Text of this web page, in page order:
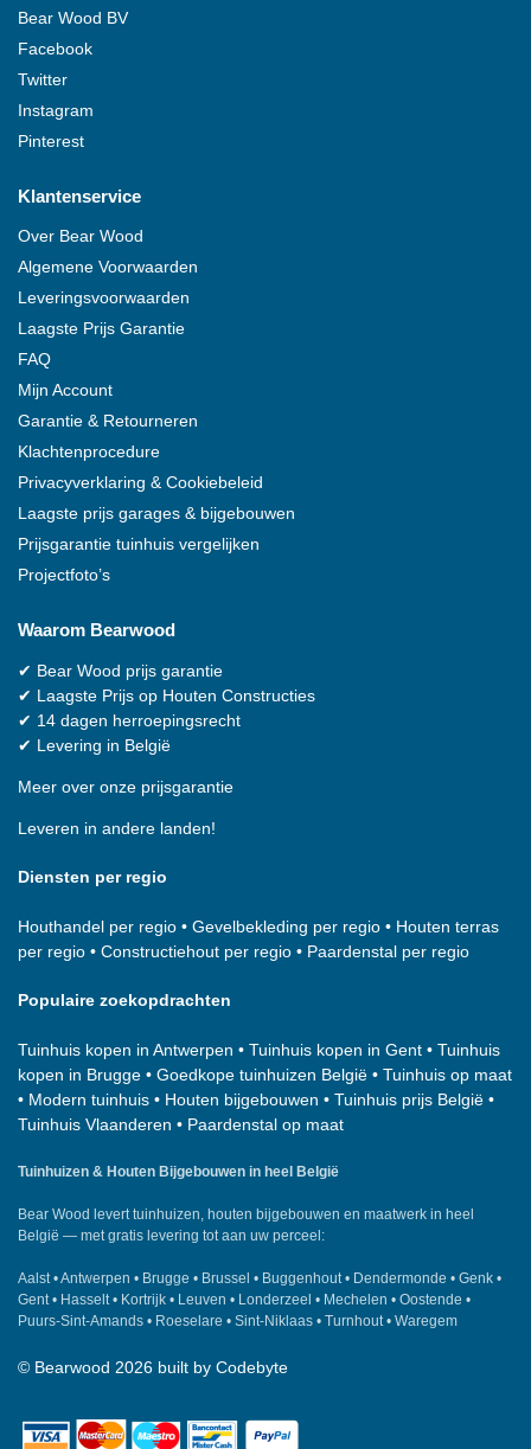
Bear Wood BV
Facebook
Twitter
Instagram
Pinterest
Klantenservice
Over Bear Wood
Algemene Voorwaarden
Leveringsvoorwaarden
Laagste Prijs Garantie
FAQ
Mijn Account
Garantie & Retourneren
Klachtenprocedure
Privacyverklaring & Cookiebeleid
Laagste prijs garages & bijgebouwen
Prijsgarantie tuinhuis vergelijken
Projectfoto’s
Waarom Bearwood
✔ Bear Wood prijs garantie
✔ Laagste Prijs op Houten Constructies
✔ 14 dagen herroepingsrecht
✔ Levering in België
Meer over onze prijsgarantie
Leveren in andere landen!
Diensten per regio
Houthandel per regio • Gevelbekleding per regio • Houten terras
per regio • Constructiehout per regio • Paardenstal per regio
Populaire zoekopdrachten
Tuinhuis kopen in Antwerpen • Tuinhuis kopen in Gent • Tuinhuis
kopen in Brugge • Goedkope tuinhuizen België • Tuinhuis op maat
• Modern tuinhuis • Houten bijgebouwen • Tuinhuis prijs België •
Tuinhuis Vlaanderen • Paardenstal op maat
Tuinhuizen & Houten Bijgebouwen in heel België
Bear Wood levert tuinhuizen, houten bijgebouwen en maatwerk in heel
België — met gratis levering tot aan uw perceel:
Aalst •Antwerpen • Brugge • Brussel • Buggenhout • Dendermonde • Genk •
Gent • Hasselt • Kortrijk • Leuven • Londerzeel • Mechelen • Oostende •
Puurs-Sint-Amands • Roeselare • Sint-Niklaas • Turnhout • Waregem
© Bearwood 2026 built by Codebyte